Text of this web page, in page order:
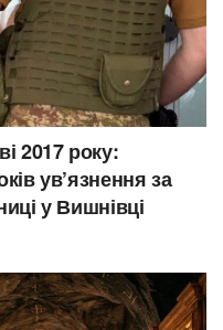
2017 року:
ув’язнення за
у Вишнівці